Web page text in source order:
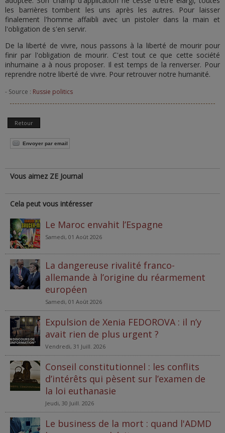
les barrières tombent les uns après les autres. Pour laisser
finalement l'homme affaibli avec un pistoler dans la main et
l'obligation de s'en servir.
De la liberté de vivre, nous passons à la liberté de mourir pour
finir par l'obligation de mourir. C'est tout ce que cette société
inhumaine a à nous proposer. Il est temps de la renverser. Pour
reprendre notre liberté de vivre. Pour retrouver notre humanité.
- Source : Russie politics
Retour
Envoyer par email
Vous aimez ZE Journal
Cela peut vous intéresser
Le Maroc envahit l’Espagne
Samedi, 01 Août 2026
La dangereuse rivalité franco-
allemande à l’origine du réarmement
européen
Samedi, 01 Août 2026
Expulsion de Xenia FEDOROVA : il n’y
avait rien de plus urgent ?
Vendredi, 31 Juill. 2026
Conseil constitutionnel : les conflits
d’intérêts qui pèsent sur l’examen de
la loi euthanasie
Jeudi, 30 Juill. 2026
Le business de la mort : quand l'ADMD